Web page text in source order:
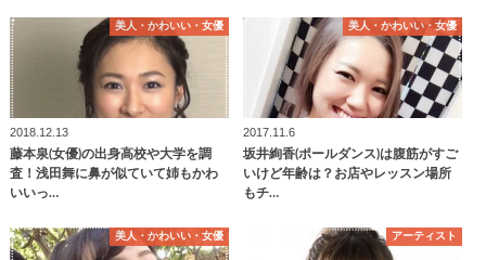
美人・かわいい・女優
2018.12.13
藤本泉(女優)の出身高校や大学を調
査！浅田舞に鼻が似ていて姉もかわ
いいっ…
美人・かわいい・女優
2017.11.6
坂井絢香(ポールダンス)は腹筋がすご
いけど年齢は？お店やレッスン場所
もチ…
美人・かわいい・女優 アーティスト